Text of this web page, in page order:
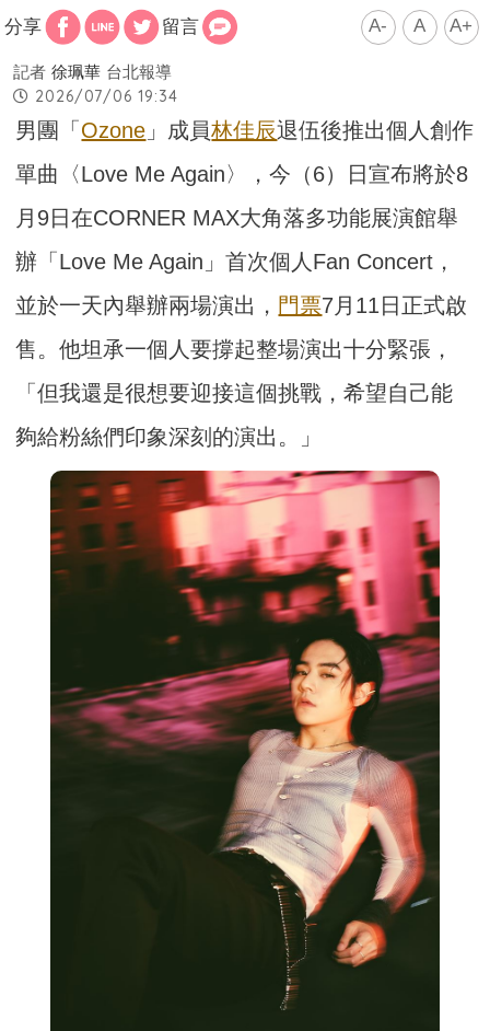
分享 留言 A- A A+
記者 徐珮華 台北報導
2026/07/06 19:34
男團「 Ozone 」成員林佳辰退伍後推出個人創作
單曲〈Love Me Again〉，今（6）日宣布將於8
月9日在CORNER MAX大角落多功能展演館舉
辦「Love Me Again」首次個人Fan Concert，
並於一天內舉辦兩場演出， 門票7月11日正式啟
售。他坦承一個人要撐起整場演出十分緊張，
「但我還是很想要迎接這個挑戰，希望自己能
夠給粉絲們印象深刻的演出。」